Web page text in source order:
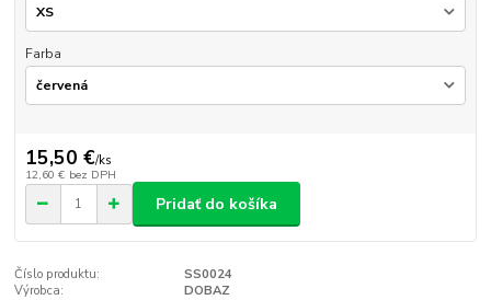
Farba
15,50 €/ks
12,60 € bez DPH
Pridať do košíka
Číslo produktu:
SS0024
Výrobca:
DOBAZ